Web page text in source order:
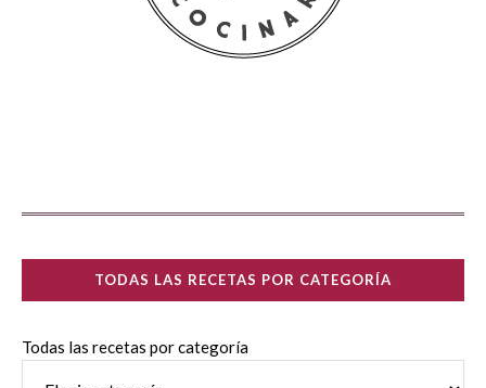
TODAS LAS RECETAS POR CATEGORÍA
Todas las recetas por categoría